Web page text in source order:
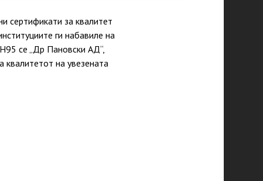
сертификати за квалитет
ги набавиле на
се „Др Пановски АД“,
квалитетот на увезената